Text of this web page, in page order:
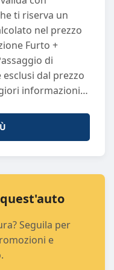
ti riserva un
nel prezzo
Furto +
di
dal prezzo
informazioni?
+39 011 297
lieti di
obiettivo è
di prim’ordine.
Seguila per
e